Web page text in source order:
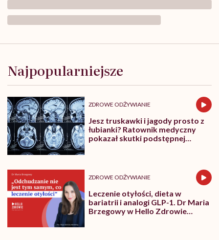
zaczyna
się
po
Monika
Dajkowska-
Bichta
o
tym,
jak
dietą
o
kości
Najpopularniejsze
ZDROWE ODŻYWIANIE
Jesz truskawki i jagody prosto z
łubianki? Ratownik medyczny
pokazał skutki podstępnej
ZDROWE ODŻYWIANIE
Leczenie otyłości, dieta w
bariatrii i analogi GLP-1. Dr Maria
Brzegowy w Hello Zdrowie